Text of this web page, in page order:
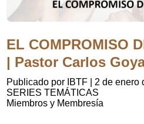
EL COMPROMISO
| Pastor Carlos
Publicado por IBTF
2 de enero
SERIES TEMÁTICAS
Miembros y Membresía